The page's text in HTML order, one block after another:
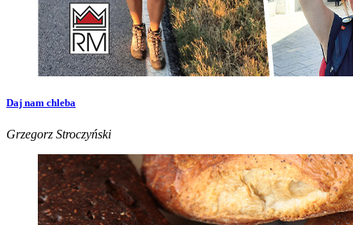
Daj nam chleba
Grzegorz Stroczyński